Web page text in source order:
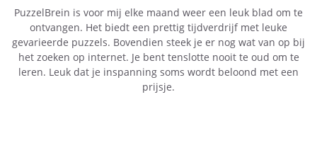
PuzzelBrein is voor mij elke maand weer een leuk blad om te
ontvangen. Het biedt een prettig tijdverdrijf met leuke
gevarieerde puzzels. Bovendien steek je er nog wat van op bij
het zoeken op internet. Je bent tenslotte nooit te oud om te
leren. Leuk dat je inspanning soms wordt beloond met een
prijsje.